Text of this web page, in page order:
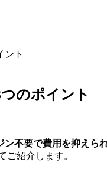
ント
のポイント
ン不要で費用を抑えら
紹介します。